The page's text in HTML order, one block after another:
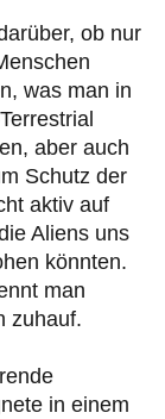
ob nur
was man in
aber auch
Schutz der
aktiv auf
Aliens uns
könnten.
man
zuhauf.
in einem